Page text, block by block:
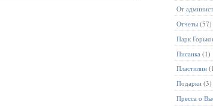
От
Отчеты (57)
Парк
Писанка (1)
Пластилин
Подарки (3)
Пресса о